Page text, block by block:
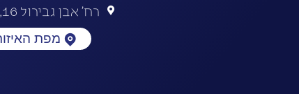
רח' אבן גבירול 16, בני ברק
מפת